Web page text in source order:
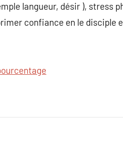
langueur, désir ), stress
confiance en le disciple